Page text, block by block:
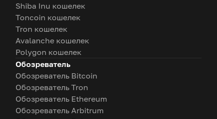
Shiba Inu кошелек
Toncoin кошелек
Tron кошелек
Avalanche кошелек
Polygon кошелек
Обозреватель
Обозреватель Bitcoin
Обозреватель Tron
Обозреватель Ethereum
Обозреватель Arbitrum